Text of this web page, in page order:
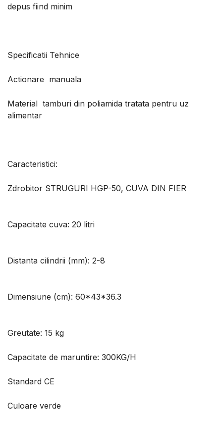
depus fiind minim
Specificatii Tehnice
Actionare manuala
Material tamburi din poliamida tratata pentru uz
alimentar
Caracteristici:
Zdrobitor STRUGURI HGP-50, CUVA DIN FIER
Capacitate cuva: 20 litri
Distanta cilindrii (mm): 2-8
Dimensiune (cm): 60*43*36.3
Greutate: 15 kg
Capacitate de maruntire: 300KG/H
Standard CE
Culoare verde